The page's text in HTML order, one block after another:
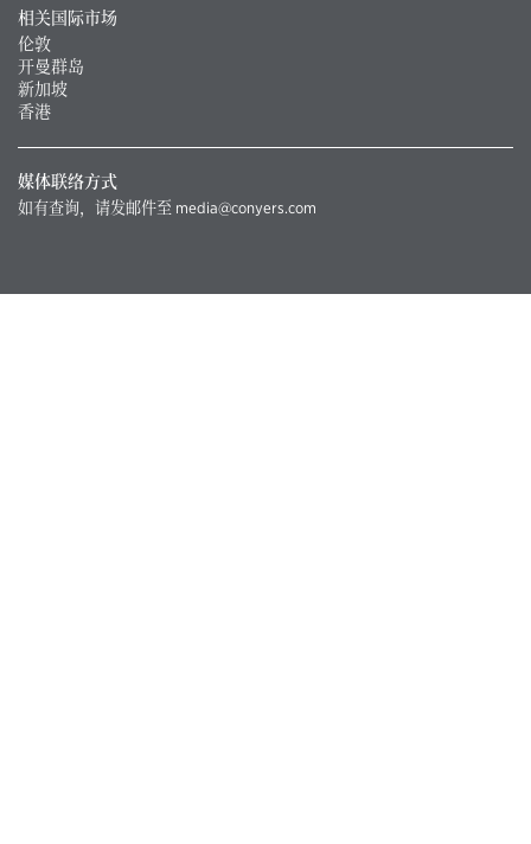
相关国际市场
伦敦
开曼群岛
新加坡
香港
媒体联络方式
如有查询，请发邮件至 media@conyers.com